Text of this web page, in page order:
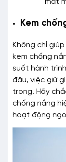
Kem
Không chỉ
kem chống
suốt hành
đâu, việc giữ
trọng. Hãy
chống nắng
hoạt động